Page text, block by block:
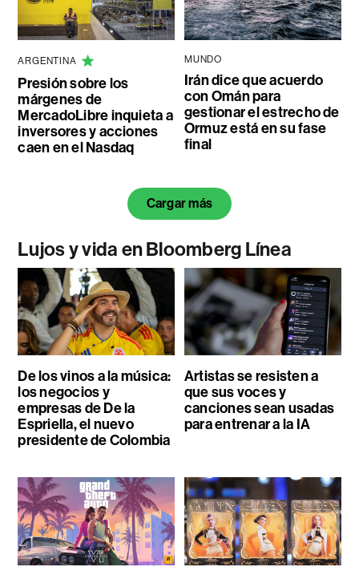
ARGENTINA
Presión sobre los
márgenes de
MercadoLibre inquieta a
inversores y acciones
caen en el Nasdaq
MUNDO
Irán dice que acuerdo
con Omán para
gestionar el estrecho de
Ormuz está en su fase
final
Cargar más
Lujos y vida en Bloomberg Línea
De los vinos a la música:
los negocios y
empresas de De la
Espriella, el nuevo
presidente de Colombia
Artistas se resisten a
que sus voces y
canciones sean usadas
para entrenar a la IA